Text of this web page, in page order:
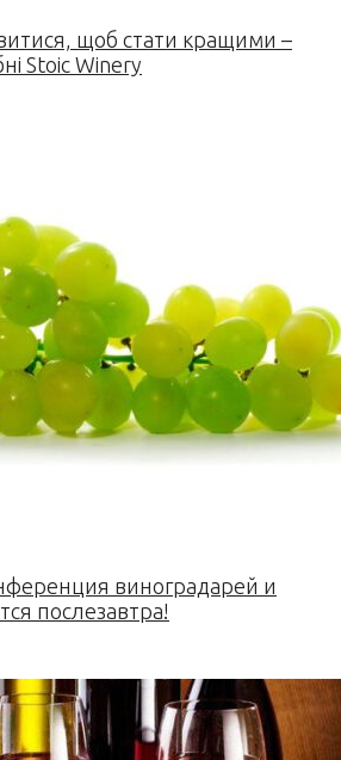
щоб стати кращими –
Stoic Winery
виноградарей и
послезавтра!